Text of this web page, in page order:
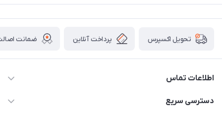
تحویل اکسپرس پرداخت آنلاین ضمانت
اطلاعات تماس
2424 3672 - 021
دسترسی سریع